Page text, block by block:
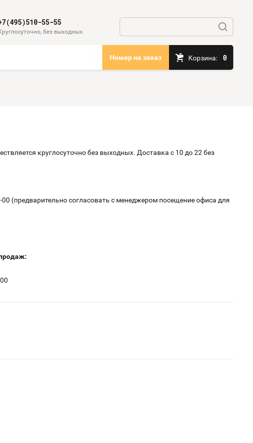
55-55
без выходных.
Номер на заказ Корзина: 0
круглосуточно без выходных. Доставка с 10 до 22 без
(предварительно согласовать с менеджером посещение офиса для